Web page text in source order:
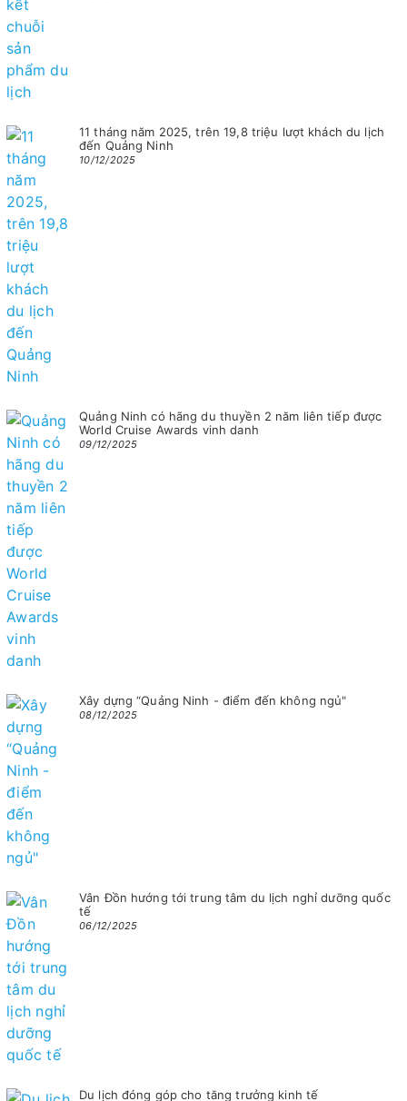
11 tháng năm 2025, trên 19,8 triệu lượt khách du lịch
đến Quảng Ninh
10/12/2025
Quảng Ninh có hãng du thuyền 2 năm liên tiếp được
World Cruise Awards vinh danh
09/12/2025
Xây dựng “Quảng Ninh - điểm đến không ngủ"
08/12/2025
Vân Đồn hướng tới trung tâm du lịch nghỉ dưỡng quốc
tế
06/12/2025
Du lịch đóng góp cho tăng trưởng kinh tế